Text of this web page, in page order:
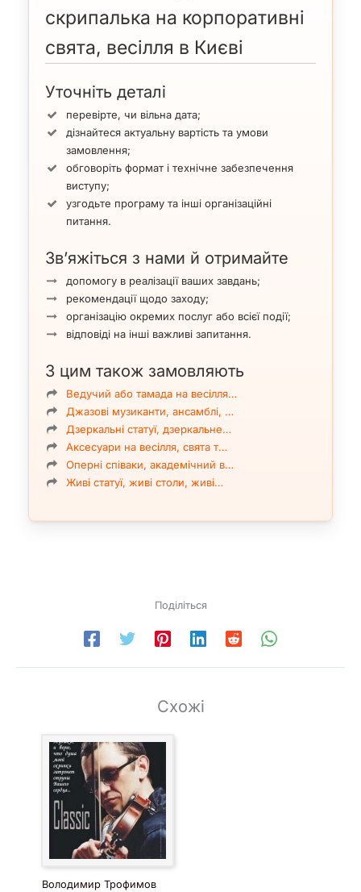
скрипалька на корпоративні
свята, весілля в Києві
Уточніть деталі
перевірте, чи вільна дата;
дізнайтеся актуальну вартість та умови
замовлення;
обговоріть формат і технічне забезпечення
виступу;
узгодьте програму та інші організаційні
питання.
Зв’яжіться з нами й отримайте
допомогу в реалізації ваших завдань;
рекомендації щодо заходу;
організацію окремих послуг або всієї події;
відповіді на інші важливі запитання.
З цим також замовляють
Ведучий або тамада на весілля…
Джазові музиканти, ансамблі, …
Дзеркальні статуї, дзеркальне…
Аксесуари на весілля, свята т…
Оперні співаки, академічний в…
Живі статуї, живі столи, живі…
Поділіться
Схожі
Володимир Трофимов